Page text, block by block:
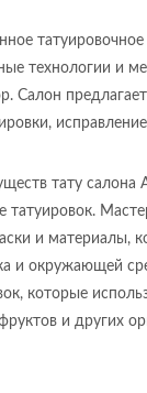
технологии и
Салон
тату салона
татуировок.
и материалы,
и окружающей
которые
и других